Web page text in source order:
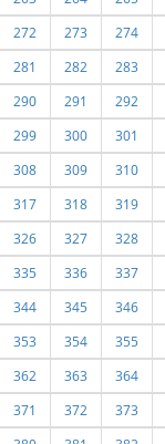
272
273 274
281
282 283
290
291 292
299
300 301
308
309 310
317
318 319
326
327 328
335
336 337
344
345 346
353
354 355
362
363 364
371
372 373